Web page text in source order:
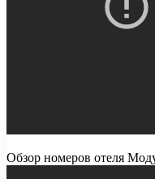
Обзор номеров отеля